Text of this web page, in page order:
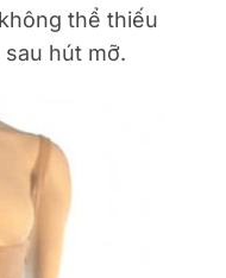
thể thiếu
hút mỡ.